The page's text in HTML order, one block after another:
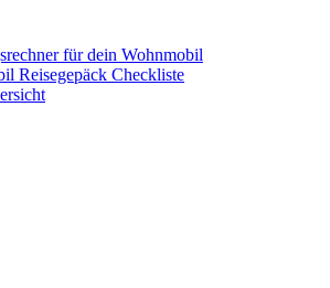
für dein Wohnmobil
Reisegepäck Checkliste